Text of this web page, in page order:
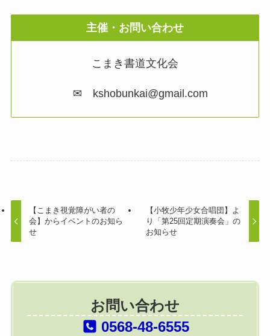
主催・お問い合わせ
こまき書道文化会
✉ kshobunkai@gmail.com
【こまき視覚障がい者の
会】からイベントのお知ら
せ
【小牧少年少女合唱団】よ
り「第25回定期演奏会」の
お知らせ
お問い合わせ
0568-48-6555